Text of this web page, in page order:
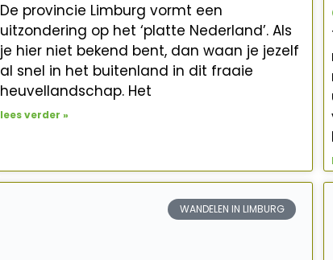
De provincie Limburg vormt een
uitzondering op het ‘platte Nederland’. Als
je hier niet bekend bent, dan waan je jezelf
al snel in het buitenland in dit fraaie
heuvellandschap. Het
lees verder »
WANDELEN IN LIMBURG